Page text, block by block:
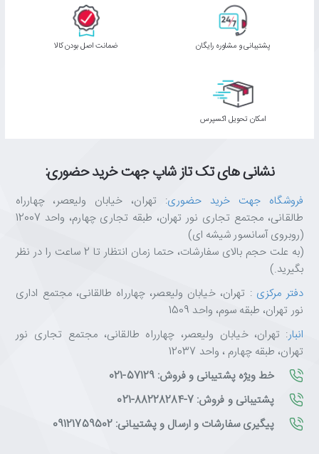
پشتیبانی و مشاوره رایگان ﺿﻤﺎﻧﺖ اﺻﻞ ﺑﻮدن ﮐﺎﻟﺎ
اﻣﮑﺎن ﺗﺤﻮﯾﻞ اﮐﺴﭙﺮس
نشانی های تک تاز شاپ جهت خرید حضوری:
فروشگاه جهت خرید حضوری: تهران، خیابان ولیعصر، چهارراه
طالقانی، مجتمع تجاری نور تهران، طبقه تجاری چهارم، واحد 12007
(روبروی آسانسور شیشه ای)
(به علت حجم بالای سفارشات، حتما زمان انتظار تا 2 ساعت را در نظر
بگیرید.)
دفتر مرکزی : تهران، خیابان ولیعصر، چهارراه طالقانی، مجتمع اداری
نور تهران، طبقه سوم، واحد 1509
انبار: تهران، خیابان ولیعصر، چهارراه طالقانی، مجتمع تجاری نور
تهران، طبقه چهارم ، واحد 12037
خط ویژه پشتیبانی و فروش: 57129-021
پشتیبانی و فروش: 7-88228284-021
پیگیری سفارشات و ارسال و پشتیبانی: 09121759502